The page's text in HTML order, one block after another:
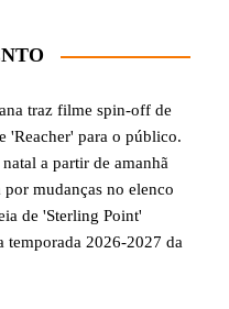
traz filme spin-off de
'Reacher' para o público.
a partir de amanhã
mudanças no elenco
de 'Sterling Point'
temporada 2026-2027 da